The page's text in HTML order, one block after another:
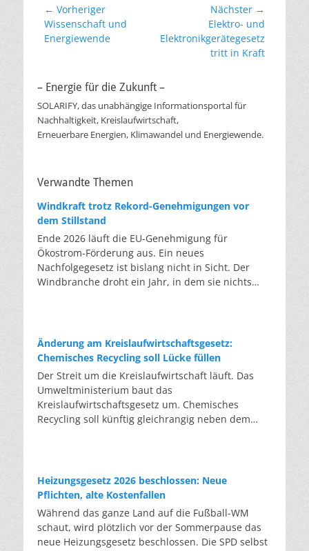
Beitragsnavigation
← Vorheriger
Vorheriger
Beitrag:
Wissenschaft und
Energiewende
Nächster →
Beitrag:
Elektro- und
Elektronikgerätegesetz
tritt in Kraft
– Energie für die Zukunft –
SOLARIFY, das unabhängige Informationsportal für
Nachhaltigkeit, Kreislaufwirtschaft,
Erneuerbare Energien, Klimawandel und Energiewende.
Verwandte Themen
Windkraft trotz Rekord-Genehmigungen vor
dem Stillstand
Ende 2026 läuft die EU-Genehmigung für
Ökostrom-Förderung aus. Ein neues
Nachfolgegesetz ist bislang nicht in Sicht. Der
Windbranche droht ein Jahr, in dem sie nichts
die Verfahren laufen heute deutlich schneller. Die
Halbjahresbilanz der Branche bestätigt dieses
Muster: So viele Windräder wie nie zuvor wurden
genehmigt, doch im ersten Halbjahr gingen netto
nur rund zwei Gigawatt ans Netz. Der Bestand
liegt damit bei etwa 70 Gigawatt. Das gesetzliche
Zwischenziel von 84 Gigawatt zum Jahresende ist
eine immer länger werdende Schlange baureifer
Projekte. Bis Jahresende dürfte sie nach
Branchenschätzungen ein Volumen erreichen, das
einem Drittel aller bereits in Deutschland
laufenden Windräder entspricht. Wer bei einer
Änderung am Kreislaufwirtschaftsgesetz:
Chemisches Recycling soll Lücke füllen
Der Streit um die Kreislaufwirtschaft läuft. Das
Umweltministerium baut das
Kreislaufwirtschaftsgesetz um. Chemisches
Recycling soll künftig gleichrangig neben dem
Novelle des Kreislaufwirtschaftsgesetzes (KrWG)
in die Anhörung gegeben. Bis zum 7. August
haben Verbände und Länder die Möglichkeit,
Stellung zu nehmen. Im Januar 2027 soll das
Kabinett eine Entscheidung treffen. Formal setzt
Heizungsgesetz 2026 beschlossen: Neue
Pflichten, alte Kostenfallen
Während das ganze Land auf die Fußball-WM
schaut, wird plötzlich vor der Sommerpause das
neue Heizungsgesetz beschlossen. Die SPD selbst